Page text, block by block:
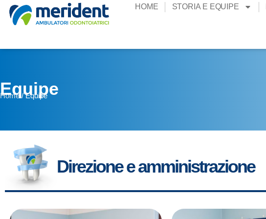
HOME STORIA E EQUIPE
Equipe
Home /Equipe
Direzione e amministrazione